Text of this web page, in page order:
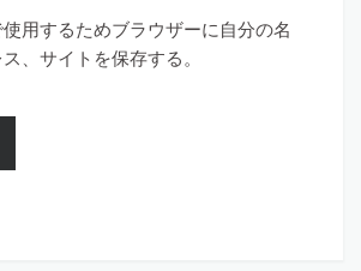
用するためブラウザーに自分の名
、サイトを保存する。